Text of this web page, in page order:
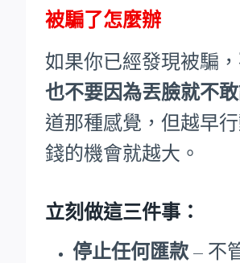
被騙了怎麼辦
如果你已經發現被騙，
也不要因為丟臉就不
道那種感覺，但越早
錢的機會就越大。
立刻做這三件事：
停止任何匯款 – 不